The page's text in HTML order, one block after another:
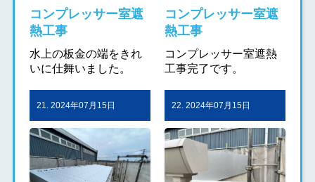
コンプレッサー室遮
熱工事
水上の板金の端をきれ
いに仕舞いました。
コンプレッサー室遮
熱工事
コンプレッサー室遮熱
工事完了です。
21. 2024年07月15日 22. 2024年07月15日